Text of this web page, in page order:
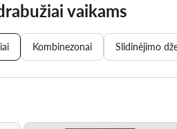
vaikams
Kombinezonai Slidinėjimo